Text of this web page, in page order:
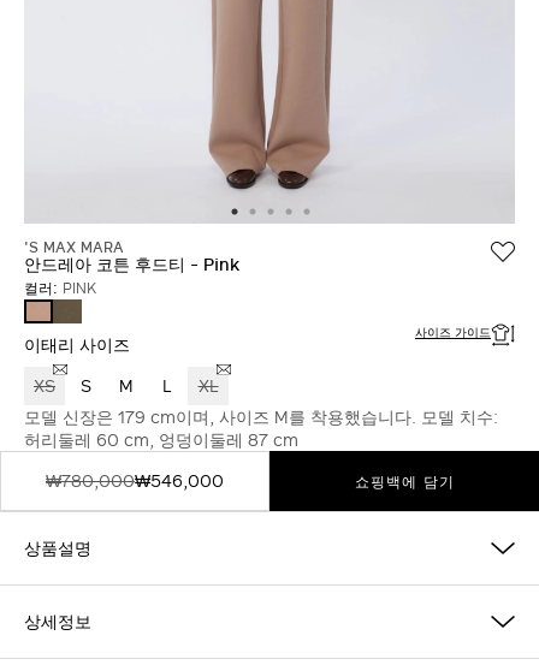
'S MAX MARA
안드레아 코튼 후드티 - Pink
컬러: PINK
이태리 사이즈 사이즈 가이드
XS S M L
XL
모델 신장은 179 cm이며, 사이즈 M를 착용했습니다. 모델 치수:
허리둘레 60 cm, 엉덩이둘레 87 cm
₩780,000₩546,000 쇼핑백에 담기
상품설명
상세정보